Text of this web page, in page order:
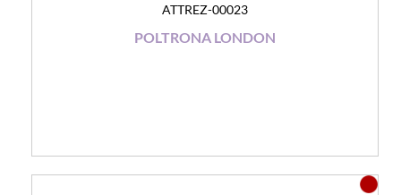
ATTREZ-00023
POLTRONA LONDON